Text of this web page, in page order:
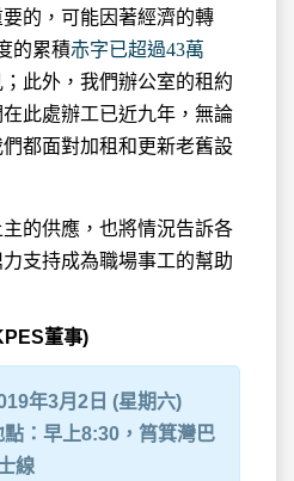
的，可能因著經濟的轉
的累積赤字已超過43萬
；此外，我們辦公室的租約
此處辦工已近九年，無論
都面對加租和更新老舊設
的供應，也將情況告訴各
支持成為職場事工的幫助
董事)
年3月2日 (星期六)
：早上8:30，筲箕灣巴
線